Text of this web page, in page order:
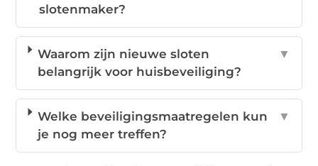
slotenmaker?
Waarom zijn nieuwe sloten
belangrijk voor huisbeveiliging?
▼
Welke beveiligingsmaatregelen kun
je nog meer treffen?
▼